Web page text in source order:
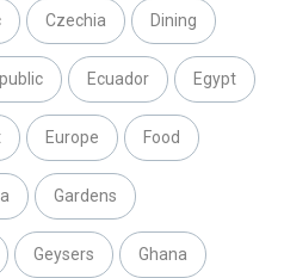
Czechia Dining
Ecuador Egypt
Europe Food
Gardens
Geysers Ghana